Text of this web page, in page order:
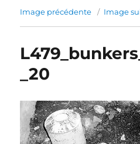
Image précédente Image
_20